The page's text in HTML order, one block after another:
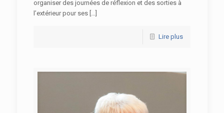
organiser des journées de réflexion et des sorties à
l’extérieur pour ses […]
Lire plus